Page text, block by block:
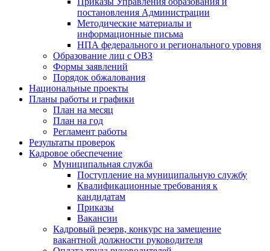
постановления Администрации
Методические материалы и
информационные письма
НПА федерального и регионального уровня
Образование лиц с ОВЗ
Формы заявлений
Порядок обжалования
Национальные проекты
Планы работы и графики
План на месяц
План на год
Регламент работы
Результаты проверок
Кадровое обеспечение
Муниципальная служба
Поступление на муниципальную службу
Квалификационные требования к
кандидатам
Приказы
Вакансии
Кадровый резерв, конкурс на замещение
вакантной должности руководителя